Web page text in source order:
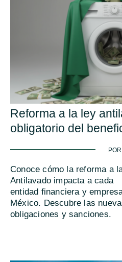
Reforma a la ley
obligatorio del
-
Conoce cómo la reforma a
Antilavado impacta a cada
entidad financiera y
México. Descubre las
obligaciones y sanciones.